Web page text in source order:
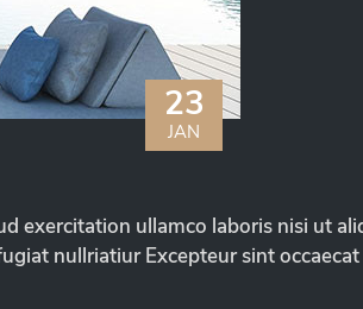
23
JAN
exercitation ullamco laboris nisi ut
nullriatiur Excepteur sint occaecat